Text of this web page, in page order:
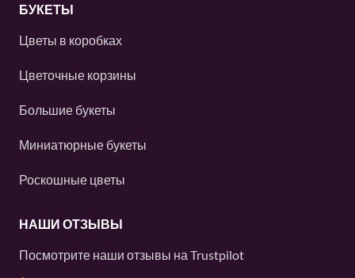
БУКЕТЫ
Цветы в коробках
Цветочные корзины
Большие букеты
Миниатюрные букеты
Роскошные цветы
НАШИ ОТЗЫВЫ
Посмотрите наши отзывы на Trustpilot